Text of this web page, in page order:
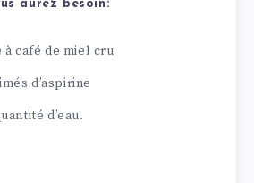
aurez besoin:
café de miel cru
d’aspirine
d’eau.